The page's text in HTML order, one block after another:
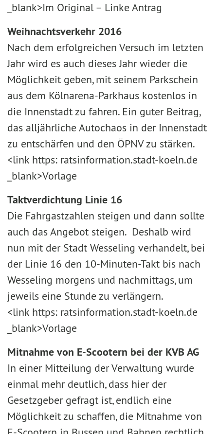
_blank>Im Original – Linke Antrag
Weihnachtsverkehr 2016
Nach dem erfolgreichen Versuch im letzten
Jahr wird es auch dieses Jahr wieder die
Möglichkeit geben, mit seinem Parkschein
aus dem Kölnarena-Parkhaus kostenlos in
die Innenstadt zu fahren. Ein guter Beitrag,
das alljährliche Autochaos in der Innenstadt
zu entschärfen und den ÖPNV zu stärken.
<link https: ratsinformation.stadt-koeln.de
_blank>Vorlage
Taktverdichtung Linie 16
Die Fahrgastzahlen steigen und dann sollte
auch das Angebot steigen. Deshalb wird
nun mit der Stadt Wesseling verhandelt, bei
der Linie 16 den 10-Minuten-Takt bis nach
Wesseling morgens und nachmittags, um
jeweils eine Stunde zu verlängern.
<link https: ratsinformation.stadt-koeln.de
_blank>Vorlage
Mitnahme von E-Scootern bei der KVB AG
In einer Mitteilung der Verwaltung wurde
einmal mehr deutlich, dass hier der
Gesetzgeber gefragt ist, endlich eine
Möglichkeit zu schaffen, die Mitnahme von